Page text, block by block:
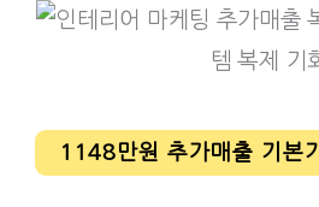
1148만원 추가매출 기본기